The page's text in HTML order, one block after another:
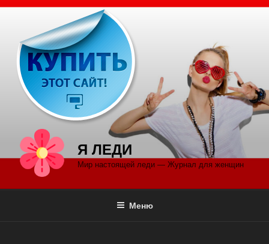
Перейти
содержимому
Я ЛЕДИ
Мир настоящей леди — Журнал для женщин
Меню